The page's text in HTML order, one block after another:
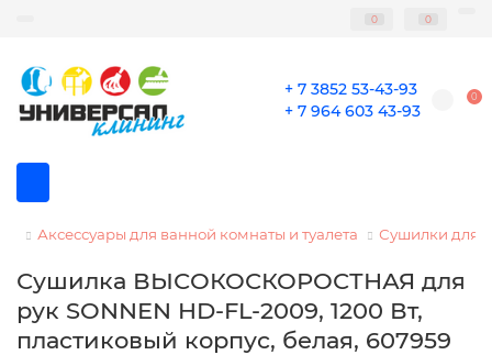
0 0
+ 7 3852 53-43-93
+ 7 964 603 43-93
0
Аксессуары для ванной комнаты и туалета Сушилки для
Сушилка ВЫСОКОСКОРОСТНАЯ для
рук SONNEN HD-FL-2009, 1200 Вт,
пластиковый корпус, белая, 607959